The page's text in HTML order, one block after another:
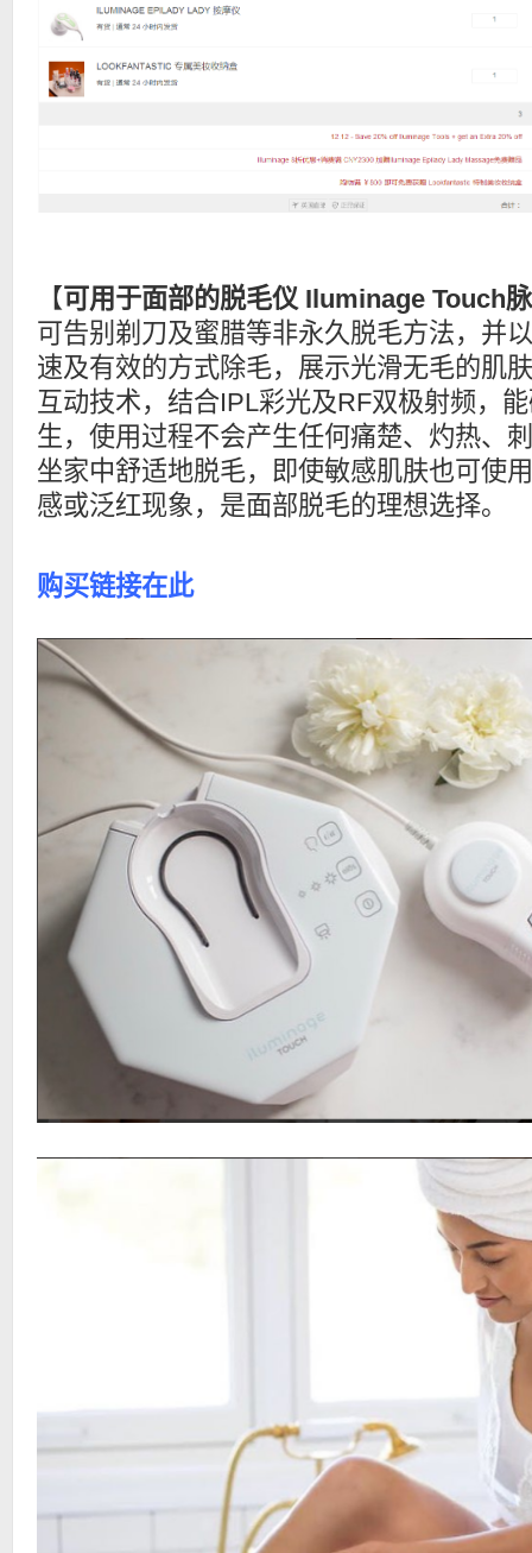
【可用于面部的脱毛仪 Iluminage Touch
可告别剃刀及蜜腊等非永久脱毛方法，并
速及有效的方式除毛，展示光滑无毛的肌
互动技术，结合IPL彩光及RF双极射频，
生，使用过程不会产生任何痛楚、灼热、
坐家中舒适地脱毛，即使敏感肌肤也可使
感或泛红现象，是面部脱毛的理想选择。
购买链接在此